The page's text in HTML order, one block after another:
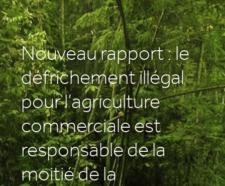
Nouveau rapport : le
défrichement illégal
pour l’agriculture
commerciale est
responsable de la
moitié de la